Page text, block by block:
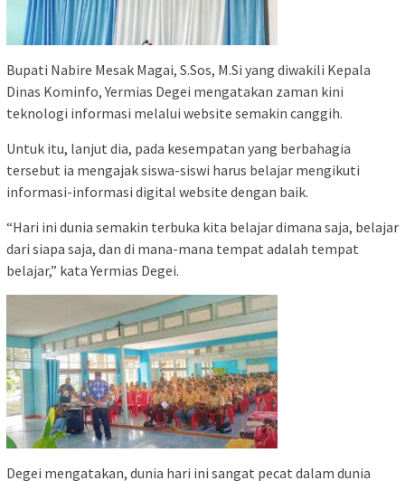
Bupati Nabire Mesak Magai, S.Sos, M.Si yang diwakili Kepala
Dinas Kominfo, Yermias Degei mengatakan zaman kini
teknologi informasi melalui website semakin canggih.
Untuk itu, lanjut dia, pada kesempatan yang berbahagia
tersebut ia mengajak siswa-siswi harus belajar mengikuti
informasi-informasi digital website dengan baik.
“Hari ini dunia semakin terbuka kita belajar dimana saja, belajar
dari siapa saja, dan di mana-mana tempat adalah tempat
belajar,” kata Yermias Degei.
Degei mengatakan, dunia hari ini sangat pecat dalam dunia